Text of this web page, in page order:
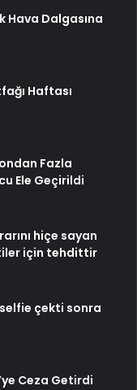
Hava Dalgasına
Haftası
Fazla
Ele Geçirildi
hiçe sayan
için tehdittir
çekti sonra
Ceza Getirdi